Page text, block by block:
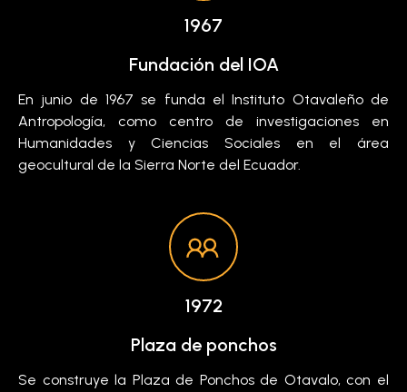
1967
Fundación del IOA
En junio de 1967 se funda el Instituto Otavaleño de
Antropología, como centro de investigaciones en
Humanidades y Ciencias Sociales en el área
geocultural de la Sierra Norte del Ecuador.
1972
Plaza de ponchos
Se construye la Plaza de Ponchos de Otavalo, con el